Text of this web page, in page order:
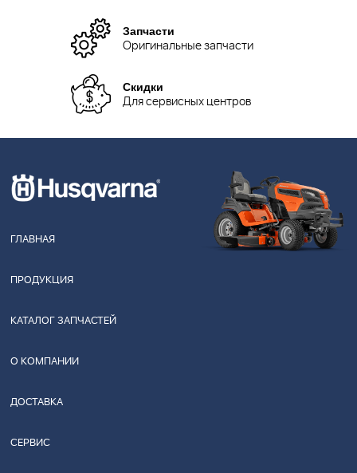
Запчасти
Оригинальные запчасти
Скидки
Для сервисных центров
ГЛАВНАЯ
ПРОДУКЦИЯ
КАТАЛОГ ЗАПЧАСТЕЙ
О КОМПАНИИ
ДОСТАВКА
СЕРВИС